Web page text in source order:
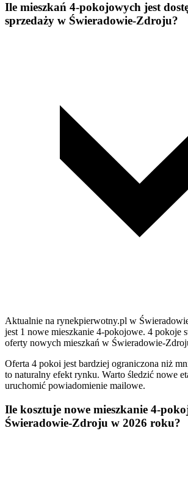
Ile mieszkań 4-pokojowych jest
sprzedaży w Świeradowie-Zdroju?
Aktualnie na rynekpierwotny.pl w
jest 1 nowe mieszkanie 4-pokojowe. 4 pokoje
oferty nowych mieszkań w Świeradowie-
Oferta 4 pokoi jest bardziej ograniczona niż
to naturalny efekt rynku. Warto śledzić nowe
uruchomić powiadomienie mailowe.
Ile kosztuje nowe mieszkanie 4-
Świeradowie-Zdroju w 2026 roku?